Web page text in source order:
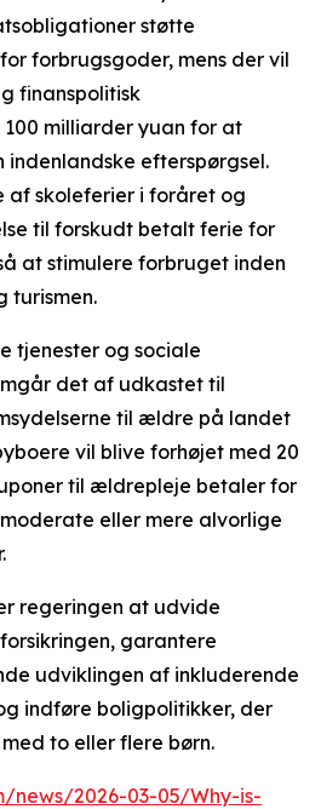
støtte
forbrugsgoder, mens der vil
finanspolitisk
milliarder yuan for at
efterspørgsel.
af skoleferier i foråret og
til forskudt betalt ferie for
at stimulere forbruget inden
turismen.
tjenester og sociale
det af udkastet til
til ældre på landet
vil blive forhøjet med 20
til ældrepleje betaler for
eller mere alvorlige
regeringen at udvide
garantere
udviklingen af inkluderende
indføre boligpolitikker, der
to eller flere børn.
news/2026-03-05/Why-is-